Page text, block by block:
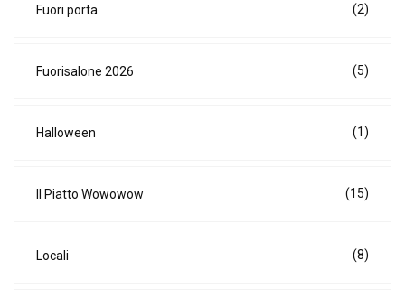
Fuori porta (2)
Fuorisalone 2026 (5)
Halloween (1)
Il Piatto Wowowow (15)
Locali (8)